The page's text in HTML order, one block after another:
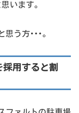
います。
う方･･･。
用すると割